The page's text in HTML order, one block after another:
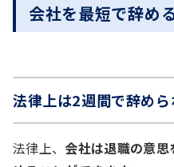
会社を最短で辞め
法律上は2週間で辞めら
法律上、 会社は退職の意